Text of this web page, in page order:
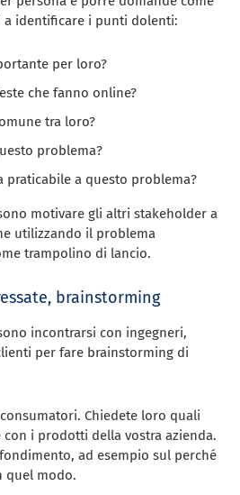
a identificare i punti dolenti:
per loro?
che fanno online?
tra loro?
problema?
praticabile a questo problema?
motivare gli altri stakeholder a
utilizzando il problema
trampolino di lancio.
brainstorming
incontrarsi con ingegneri,
per fare brainstorming di
Chiedete loro quali
i prodotti della vostra azienda.
ad esempio sul perché
quel modo.